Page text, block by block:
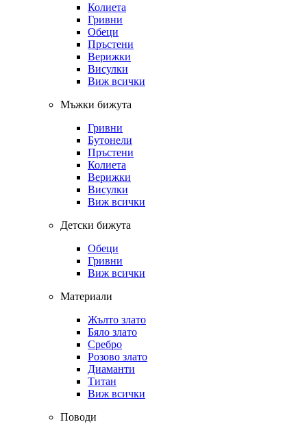
Колиета
Гривни
Обеци
Пръстени
Верижки
Висулки
Виж всички
Мъжки бижута
Гривни
Бутонели
Пръстени
Колиета
Верижки
Висулки
Виж всички
Детски бижута
Обеци
Гривни
Виж всички
Материали
Жълто злато
Бяло злато
Сребро
Розово злато
Диаманти
Титан
Виж всички
Поводи